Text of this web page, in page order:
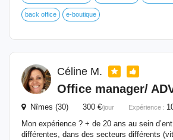
back office e-boutique
Céline M.
Office manager/
Nîmes (30) 300 €/jour Expérience :
Mon expérience ? + de 20 ans au sein
différentes, dans des secteurs différents